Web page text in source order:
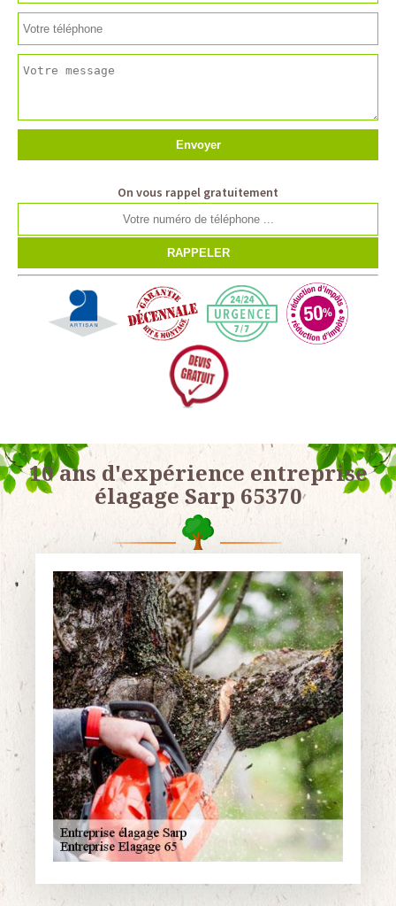
On vous rappel gratuitement
10 ans d'expérience entreprise
élagage Sarp 65370